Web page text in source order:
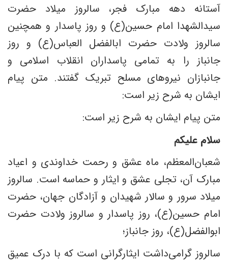
آستانه دهه مبارک فجر، سالروز میلاد حضرت
سیدالشهدا امام حسین(ع) و روز پاسدار و همچنین
سالروز ولادت حضرت ابالفضل العباس(ع) و روز
جانباز را به تمامی پاسداران انقلاب اسلامی و
جانبازان نیروهای مسلح تبریک گفتند. متن پیام
ایشان به شرح زیر است:
متن پیام ایشان به شرح زیر است:
سلام علیکم
شعبان‌المعظم، ماه عشق و رحمت خداوندی و اعیاد
مبارک آن، تجلی عشق و ایثار و حماسه است. سالروز
میلاد سرور و سالار شهیدان و آزادگان جهان، حضرت
امام حسین(ع)، روز پاسدار و سالروز ولادت حضرت
ابوالفضل(ع)، روز جانباز؛
سالروز گرامی‌داشت ایثارگرانی است که با درک عمیق